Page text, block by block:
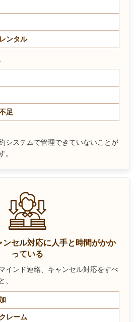
ンタル
足
システムで管理できていないことが
。
ンセル対応に人手と時間がかか
っている
インド連絡、キャンセル対応をすべ
、
レーム